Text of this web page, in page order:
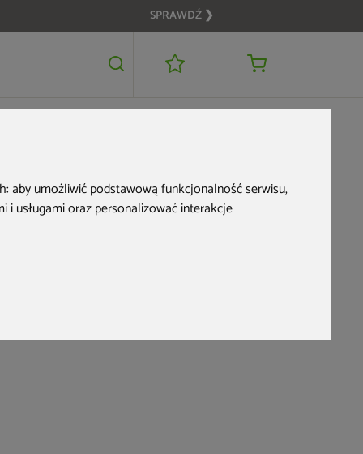
aby umożliwić podstawową funkcjonalność serwisu,
i usługami oraz personalizować interakcje
SPRAWDŹ ❯
529 zł DODAJ DO KOSZYKA